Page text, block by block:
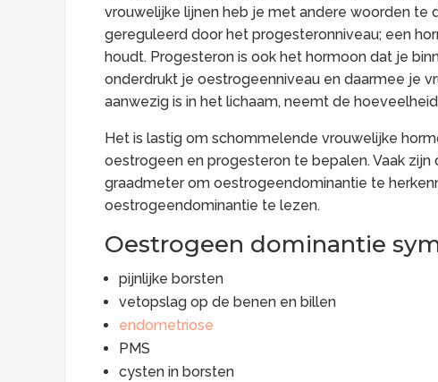
vrouwelijke lijnen heb je met andere woorden te
gereguleerd door het progesteronniveau; een
houdt. Progesteron is ook het hormoon dat je
onderdrukt je oestrogeenniveau en daarmee je
aanwezig is in het lichaam, neemt de
Het is lastig om schommelende vrouwelijke
oestrogeen en progesteron te bepalen. Vaak
graadmeter om oestrogeendominantie te
oestrogeendominantie te lezen.
Oestrogeen dominantie
pijnlijke borsten
vetopslag op de benen en billen
endometriose
PMS
cysten in borsten